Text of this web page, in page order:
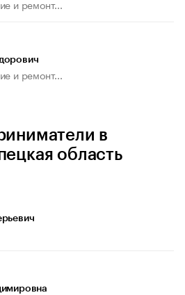
и ремонт...
и ремонт...
в
область